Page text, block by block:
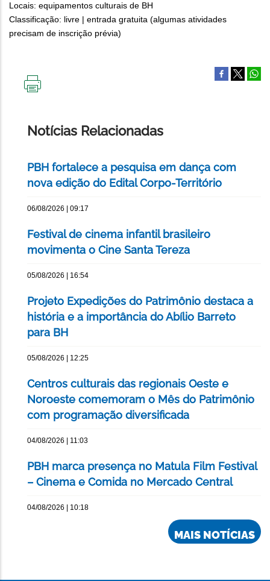
Locais: equipamentos culturais de BH
Classificação: livre | entrada gratuita (algumas atividades
precisam de inscrição prévia)
Notícias Relacionadas
PBH fortalece a pesquisa em dança com
nova edição do Edital Corpo-Território
06/08/2026 | 09:17
Festival de cinema infantil brasileiro
movimenta o Cine Santa Tereza
05/08/2026 | 16:54
Projeto Expedições do Patrimônio destaca a
história e a importância do Abílio Barreto
para BH
05/08/2026 | 12:25
Centros culturais das regionais Oeste e
Noroeste comemoram o Mês do Patrimônio
com programação diversificada
04/08/2026 | 11:03
PBH marca presença no Matula Film Festival
– Cinema e Comida no Mercado Central
04/08/2026 | 10:18
MAIS NOTÍCIAS